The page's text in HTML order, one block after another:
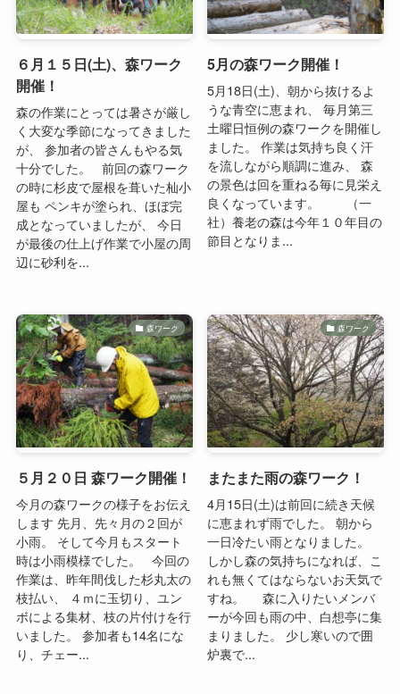
６月１５日(土)、森ワーク
開催！
森の作業にとっては暑さが厳し
く大変な季節になってきました
が、 参加者の皆さんもやる気
十分でした。 前回の森ワーク
の時に杉皮で屋根を葺いた杣小
屋も ペンキが塗られ、ほぼ完
成となっていましたが、 今日
が最後の仕上げ作業で小屋の周
辺に砂利を...
5月の森ワーク開催！
5月18日(土)、朝から抜けるよ
うな青空に恵まれ、 毎月第三
土曜日恒例の森ワークを開催し
ました。 作業は気持ち良く汗
を流しながら順調に進み、 森
の景色は回を重ねる毎に見栄え
良くなっています。 （一
社）養老の森は今年１０年目の
節目となりま...
森ワーク
５月２０日 森ワーク開催！
今月の森ワークの様子をお伝え
します 先月、先々月の２回が
小雨。 そして今月もスタート
時は小雨模様でした。 今回の
作業は、昨年間伐した杉丸太の
枝払い、 ４ｍに玉切り、ユン
ボによる集材、枝の片付けを行
いました。 参加者も14名にな
り、チェー...
森ワーク
またまた雨の森ワーク！
4月15日(土)は前回に続き天候
に恵まれず雨でした。 朝から
一日冷たい雨となりました。
しかし森の気持ちになれば、こ
れも無くてはならないお天気で
すね。 森に入りたいメンバ
ーが今回も雨の中、白想亭に集
まりました。 少し寒いので囲
炉裏で...